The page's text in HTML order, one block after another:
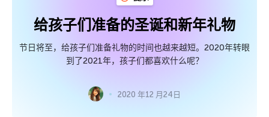
给孩子们准备的圣诞和新年礼物
节日将至，给孩子们准备礼物的时间也越来越短。2020年转眼
到了2021年，孩子们都喜欢什么呢？
2020 年12 月24日